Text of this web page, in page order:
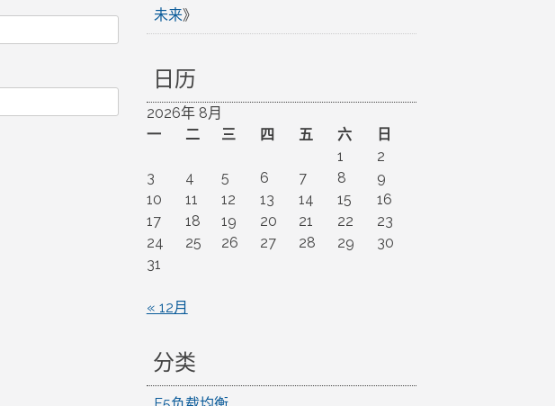
未来》
日历
2026年 8月
一
二 三 四 五 六
日
1
2
3
4 5 6 7 8
9
10
11 12 13 14 15
16
17
18 19 20 21 22
23
24
25 26 27 28 29
30
31
« 12月
分类